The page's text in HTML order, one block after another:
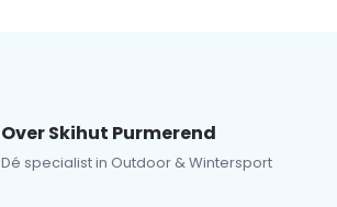
Over Skihut Purmerend
Dé specialist in Outdoor & Wintersport